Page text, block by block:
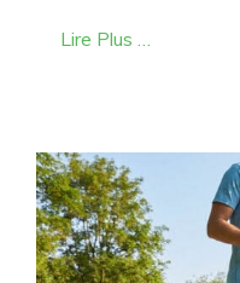
Lire Plus …